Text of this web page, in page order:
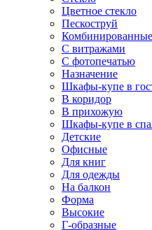
Цветное стекло
Пескоструй
Комбинированные
С витражами
С фотопечатью
Назначение
Шкафы-купе в
В коридор
В прихожую
Шкафы-купе в
Детские
Офисные
Для книг
Для одежды
На балкон
Форма
Высокие
Г-образные